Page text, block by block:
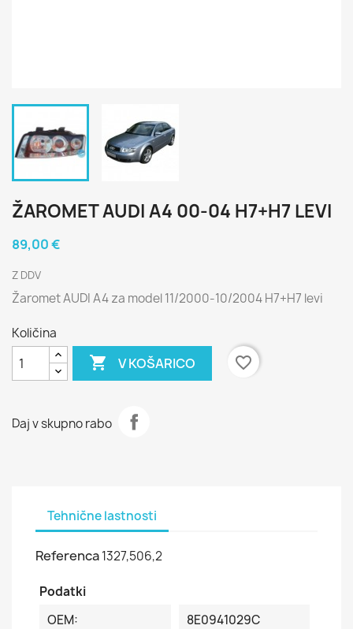
ŽAROMET AUDI A4 00-04 H7+H7 LEVI
89,00 €
Z DDV
Žaromet AUDI A4 za model 11/2000-10/2004 H7+H7 levi
Količina
 V KOŠARICO favorite_border
Daj v skupno rabo
Tehnične lastnosti
Referenca1327,506,2
Podatki
OEM:
8E0941029C